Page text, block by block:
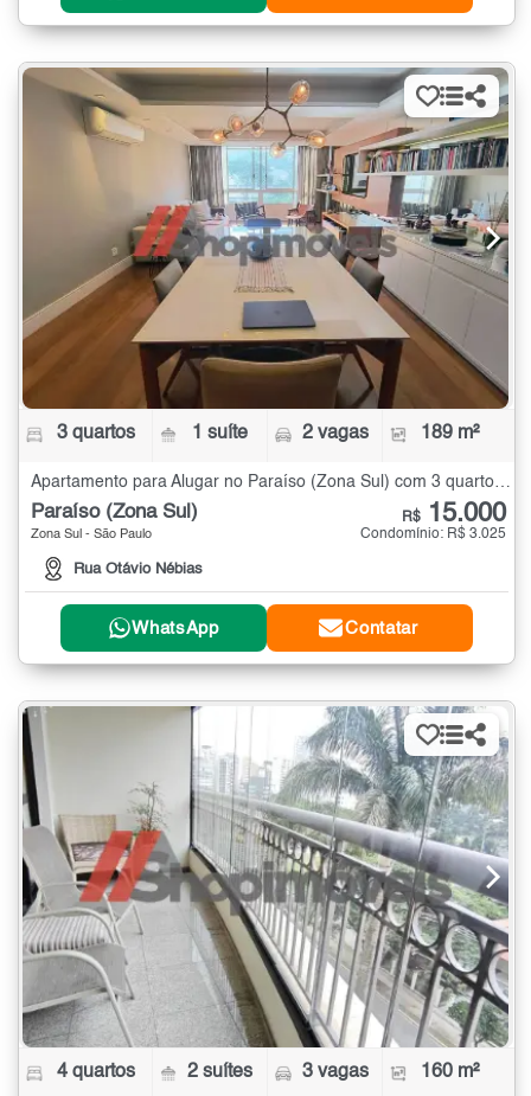
3 quartos 1 suíte 2 vagas 189 m²
Apartamento para Alugar no Paraíso (Zona Sul) com 3 quartos - 189 m²
Paraíso (Zona Sul)
Zona Sul - São Paulo
Rua Otávio Nébias
R$ 15.000
Condomínio: R$ 3.025
WhatsApp Contatar
4 quartos 2 suítes 3 vagas 160 m²